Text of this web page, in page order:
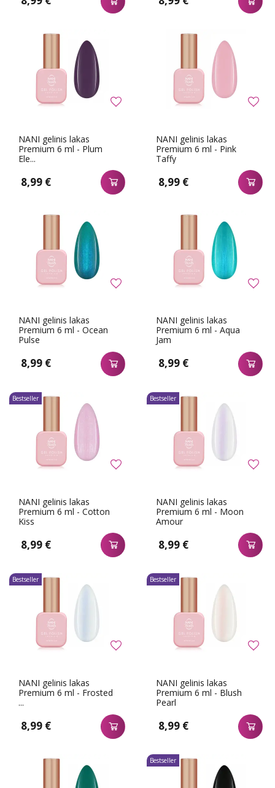
NANI gelinis lakas
Premium 6 ml - Plum
Ele...
8,99 €
NANI gelinis lakas
Premium 6 ml - Pink
Taffy
8,99 €
NANI gelinis lakas
Premium 6 ml - Ocean
Pulse
8,99 €
NANI gelinis lakas
Premium 6 ml - Aqua
Jam
8,99 €
NANI gelinis lakas
Premium 6 ml - Cotton
Kiss
8,99 €
Bestseller
NANI gelinis lakas
Premium 6 ml - Moon
Amour
8,99 €
Bestseller
NANI gelinis lakas
Premium 6 ml - Frosted
...
8,99 €
Bestseller
NANI gelinis lakas
Premium 6 ml - Blush
Pearl
8,99 €
Bestseller
Bestseller